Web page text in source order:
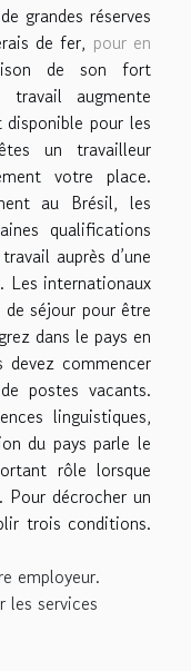
grandes réserves
de fer, pour en
de son fort
travail augmente
pour les
un travailleur
votre place.
au Brésil, les
qualifications
auprès d’une
Les internationaux
séjour pour être
dans le pays en
commencer
postes vacants.
linguistiques,
du pays parle le
rôle lorsque
décrocher un
trois conditions.
employeur.
les services